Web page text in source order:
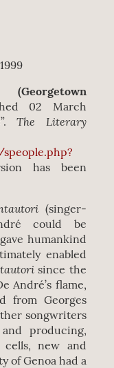
02 March
The Literary
has been
(singer-
could be
humankind
enabled
since the
André’s flame,
from Georges
songwriters
producing,
new and
of Genoa had a